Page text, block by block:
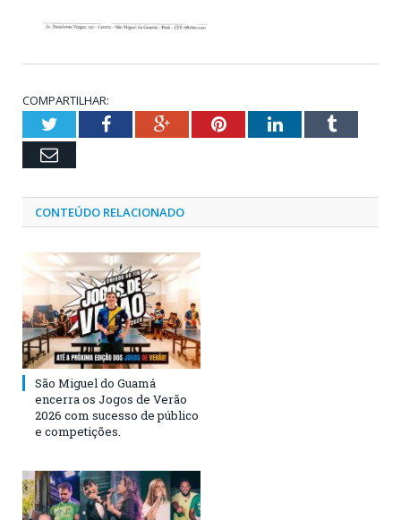
COMPARTILHAR:
TwitterFacebookGoogle+PinterestLinkedInTumblr
Email
CONTEÚDO RELACIONADO
São Miguel do Guamá
encerra os Jogos de Verão
2026 com sucesso de público
e competições.